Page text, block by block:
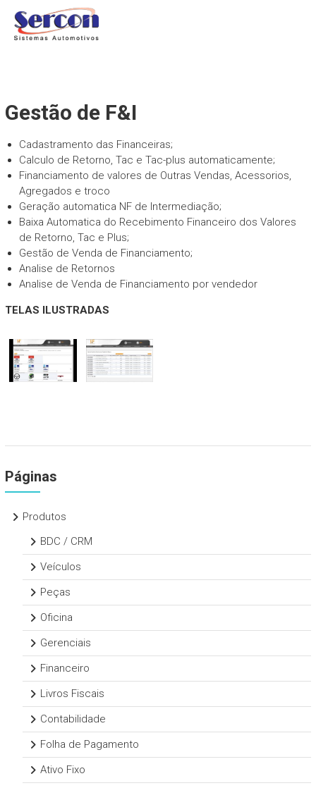
content
SERCON WEB
DMS Sercon
Gestão de F&I
Cadastramento das Financeiras;
Calculo de Retorno, Tac e Tac-plus automaticamente;
Financiamento de valores de Outras Vendas, Acessorios,
Agregados e troco
Geração automatica NF de Intermediação;
Baixa Automatica do Recebimento Financeiro dos Valores
de Retorno, Tac e Plus;
Gestão de Venda de Financiamento;
Analise de Retornos
Analise de Venda de Financiamento por vendedor
TELAS ILUSTRADAS
Páginas
Produtos
BDC / CRM
Veículos
Peças
Oficina
Gerenciais
Financeiro
Livros Fiscais
Contabilidade
Folha de Pagamento
Ativo Fixo